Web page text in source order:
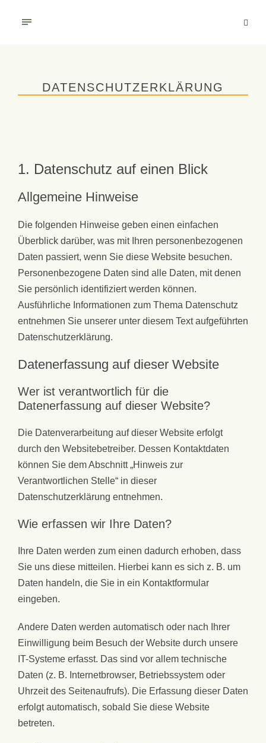
DATENSCHUTZERKLÄRUNG
1. Datenschutz auf einen Blick
Allgemeine Hinweise
Die folgenden Hinweise geben einen einfachen
Überblick darüber, was mit Ihren personenbezogenen
Daten passiert, wenn Sie diese Website besuchen.
Personenbezogene Daten sind alle Daten, mit denen
Sie persönlich identifiziert werden können.
Ausführliche Informationen zum Thema Datenschutz
entnehmen Sie unserer unter diesem Text aufgeführten
Datenschutzerklärung.
Datenerfassung auf dieser Website
Wer ist verantwortlich für die
Datenerfassung auf dieser Website?
Die Datenverarbeitung auf dieser Website erfolgt
durch den Websitebetreiber. Dessen Kontaktdaten
können Sie dem Abschnitt „Hinweis zur
Verantwortlichen Stelle“ in dieser
Datenschutzerklärung entnehmen.
Wie erfassen wir Ihre Daten?
Ihre Daten werden zum einen dadurch erhoben, dass
Sie uns diese mitteilen. Hierbei kann es sich z. B. um
Daten handeln, die Sie in ein Kontaktformular
eingeben.
Andere Daten werden automatisch oder nach Ihrer
Einwilligung beim Besuch der Website durch unsere
IT-Systeme erfasst. Das sind vor allem technische
Daten (z. B. Internetbrowser, Betriebssystem oder
Uhrzeit des Seitenaufrufs). Die Erfassung dieser Daten
erfolgt automatisch, sobald Sie diese Website
betreten.